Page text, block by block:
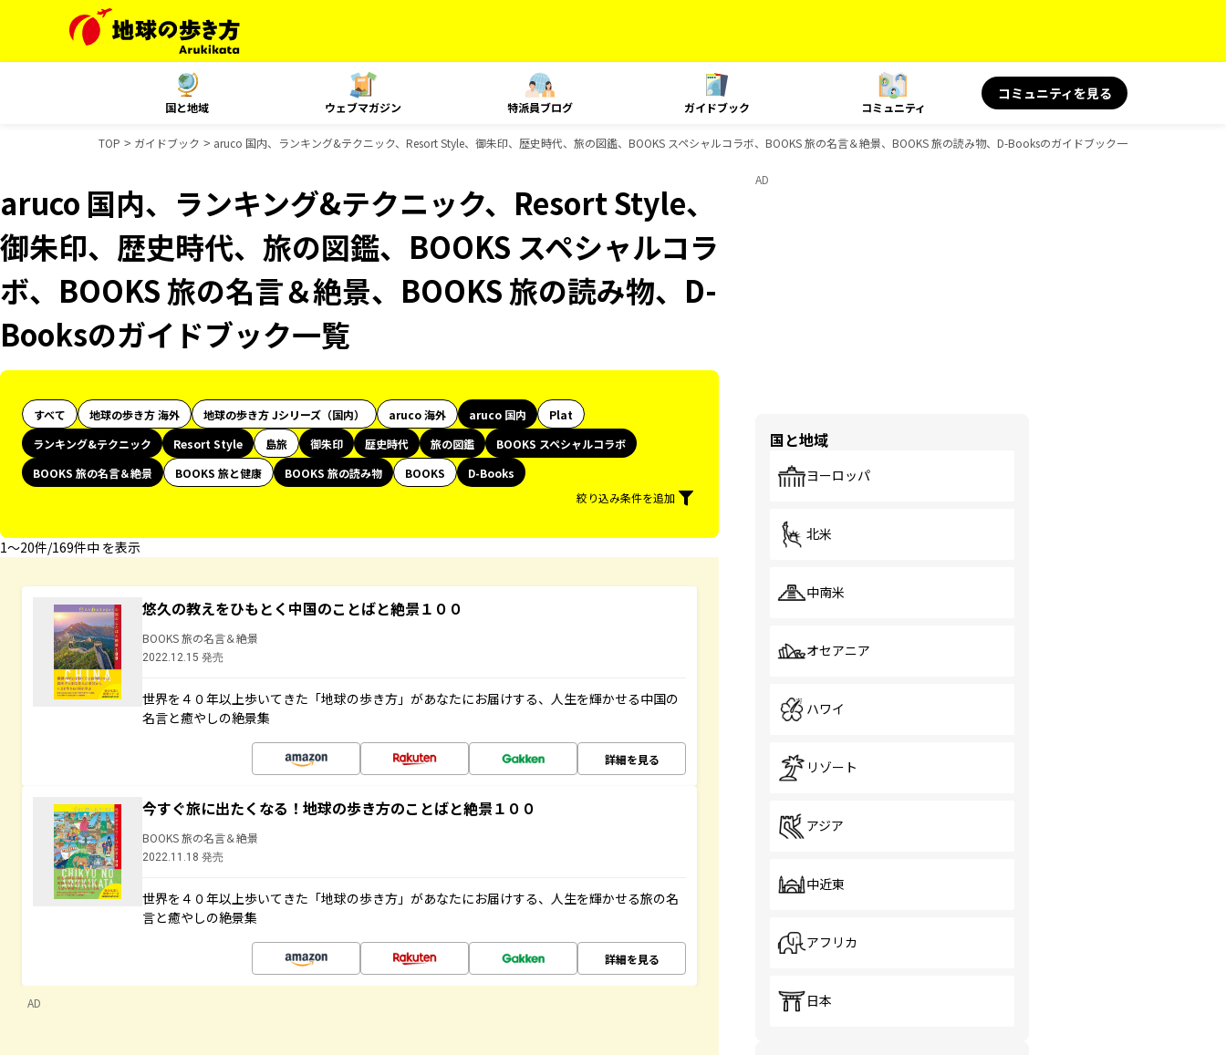
国と地域 ウェブマガジン 特派員ブログ ガイドブック コミュニティ
コミュニティを見る
TOP ガイドブック aruco 国内、ランキング&テクニック、Resort Style、御朱印、歴史時代、旅の図鑑、BOOKS スペシャルコラボ、BOOKS 旅の名言＆絶景、BOOKS 旅の読み物、D-Booksのガイドブック一覧
aruco 国内、ランキング&テクニック、Resort Style、
御朱印、歴史時代、旅の図鑑、BOOKS スペシャルコラ
ボ、BOOKS 旅の名言＆絶景、BOOKS 旅の読み物、D-
Booksのガイドブック一覧
すべて 地球の歩き方 海外 地球の歩き方 Jシリーズ（国内） aruco 海外 aruco 国内
Plat
ランキング&テクニック
Resort Style 島旅 御朱印 歴史時代 旅の図鑑
BOOKS スペシャルコラボ
BOOKS 旅の名言＆絶景
BOOKS 旅と健康 BOOKS 旅の読み物 BOOKS
D-Books
絞り込み条件を追加
1〜20件/169件中 を表示
悠久の教えをひもとく中国のことばと絶景１００
BOOKS 旅の名言＆絶景
2022.12.15 発売
世界を４０年以上歩いてきた「地球の歩き方」があなたにお届けする、人生を輝かせる中国の
名言と癒やしの絶景集
詳細を見る
今すぐ旅に出たくなる！地球の歩き方のことばと絶景１００
BOOKS 旅の名言＆絶景
2022.11.18 発売
世界を４０年以上歩いてきた「地球の歩き方」があなたにお届けする、人生を輝かせる旅の名
言と癒やしの絶景集
詳細を見る
AD
AD
国と地域
ヨーロッパ
北米
中南米
オセアニア
ハワイ
リゾート
アジア
中近東
アフリカ
日本